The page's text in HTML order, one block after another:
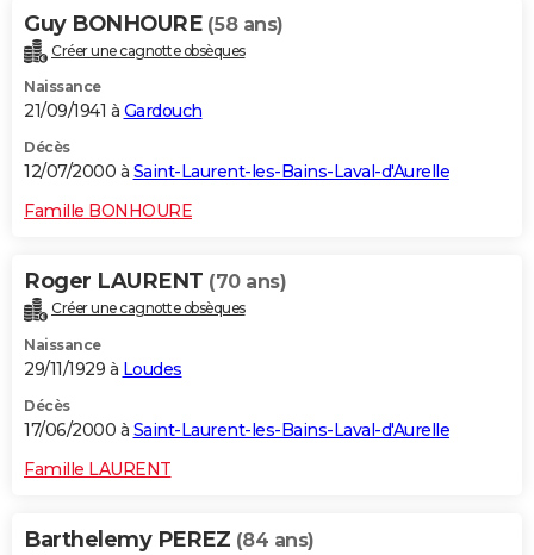
Guy BONHOURE (58 ans)
Créer une cagnotte obsèques
Naissance
21/09/1941 à Gardouch
Décès
12/07/2000 à Saint-Laurent-les-Bains-Laval-d'Aurelle
Famille BONHOURE
Roger LAURENT (70 ans)
Créer une cagnotte obsèques
Naissance
29/11/1929 à Loudes
Décès
17/06/2000 à Saint-Laurent-les-Bains-Laval-d'Aurelle
Famille LAURENT
Barthelemy PEREZ (84 ans)